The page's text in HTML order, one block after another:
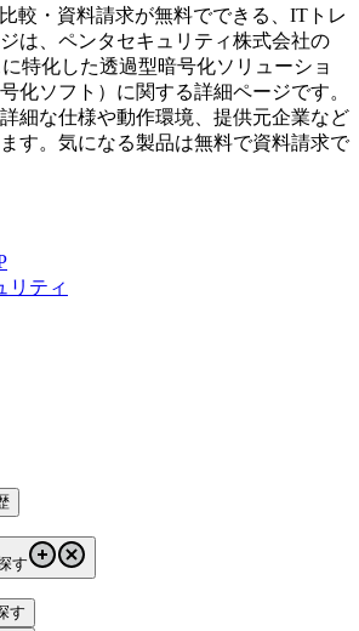
較・資料請求が無料でできる、ITトレ
は、 ペンタセキュリティ株式会社の
特化した透過型暗号化ソリューショ
化ソフト ）に関する詳細ページです。
細な仕様や動作環境、提供元企業など
す。気になる製品は無料で資料請求で
リティ
す
す